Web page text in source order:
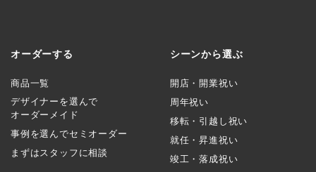
オーダーする
商品一覧
デザイナーを選んで
オーダーメイド
事例を選んでセミオーダー
まずはスタッフに相談
シーンから選ぶ
開店・開業祝い
周年祝い
移転・引越し祝い
就任・昇進祝い
竣工・落成祝い